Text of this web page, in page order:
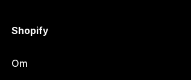
Shopify
Om